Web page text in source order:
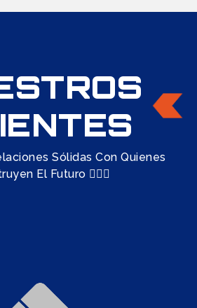
Sólidas Con Quienes
El Futuro 👷🏻‍♂️